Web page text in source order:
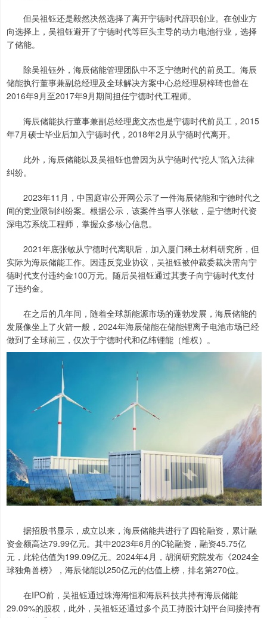
但吴祖钰还是毅然决然选择了离开宁德时代辞职创业。在创业方
向选择上，吴祖钰避开了宁德时代等巨头主导的动力电池行业，选择
了储能。
除吴祖钰外，海辰储能管理团队中不乏宁德时代的前员工。海辰
储能执行董事兼副总经理及全球解决方案中心总经理易梓琦也曾在
2016年9月至2017年9月期间担任宁德时代工程师。
海辰储能执行董事兼副总经理庞文杰也是宁德时代前员工，2015
年7月硕士毕业后加入宁德时代，2018年2月从宁德时代离开。
此外，海辰储能以及吴祖钰也曾因为从宁德时代“挖人”陷入法律
纠纷。
2023年11月，中国庭审公开网公示了一件海辰储能和宁德时代之
间的竞业限制纠纷案。根据公示，该案件当事人张敏，是宁德时代资
深电芯系统工程师，掌握众多核心信息。
2021年底张敏从宁德时代离职后，加入厦门稀土材料研究所，但
实际为海辰储能工作。因违反竞业协议，吴祖钰被仲裁委裁决需向宁
德时代支付违约金100万元。随后吴祖钰通过其妻子向宁德时代支付
了违约金。
在之后的几年间，随着全球新能源市场的蓬勃发展，海辰储能的
发展像坐上了火箭一般，2024年海辰储能在储能锂离子电池市场已经
做到了全球前三，仅次于宁德时代和亿纬锂能（维权）。
据招股书显示，成立以来，海辰储能共进行了四轮融资，累计融
资金额高达79.99亿元。其中2023年6月的C轮融资，融资45.75亿
元，此轮估值为199.09亿元。2024年4月，胡润研究院发布《2024全
球独角兽榜》，海辰储能以250亿元的估值上榜，排名第270位。
在IPO前，吴祖钰通过珠海海恒和海辰科技共持有海辰储能
29.09%的股权，此外，吴祖钰还通过多个员工持股计划平台间接持有